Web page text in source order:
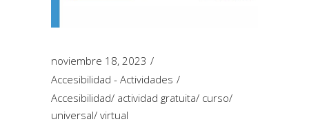
noviembre 18, 2023
Accesibilidad - Actividades
Accesibilidad/ actividad gratuita/ curso/
universal/ virtual